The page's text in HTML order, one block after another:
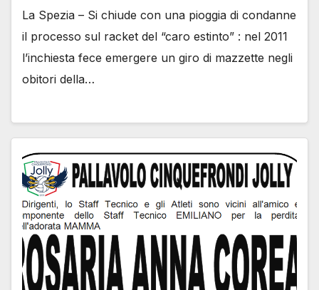
La Spezia – Si chiude con una pioggia di condanne
il processo sul racket del “caro estinto” : nel 2011
l’inchiesta fece emergere un giro di mazzette negli
obitori della…